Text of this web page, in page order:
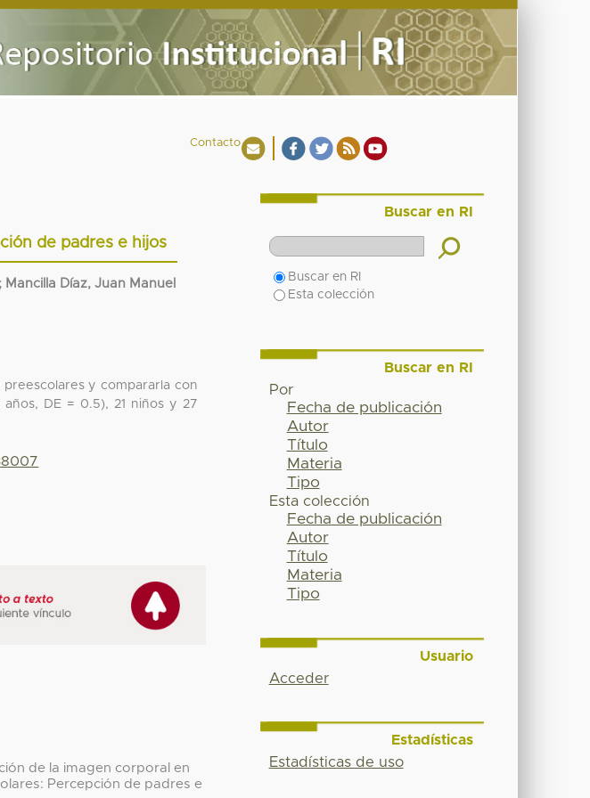
Contacto
de padres e hijos
Díaz, Juan Manuel
y compararla con
DE = 0.5), 21 niños y 27
de la imagen corporal en
Percepción de padres e
Buscar en RI
Buscar en RI
Esta colección
Buscar en RI
Por
Fecha de publicación
Autor
Título
Materia
Tipo
Esta colección
Fecha de publicación
Autor
Título
Materia
Tipo
Usuario
Acceder
Estadísticas
Estadísticas de uso